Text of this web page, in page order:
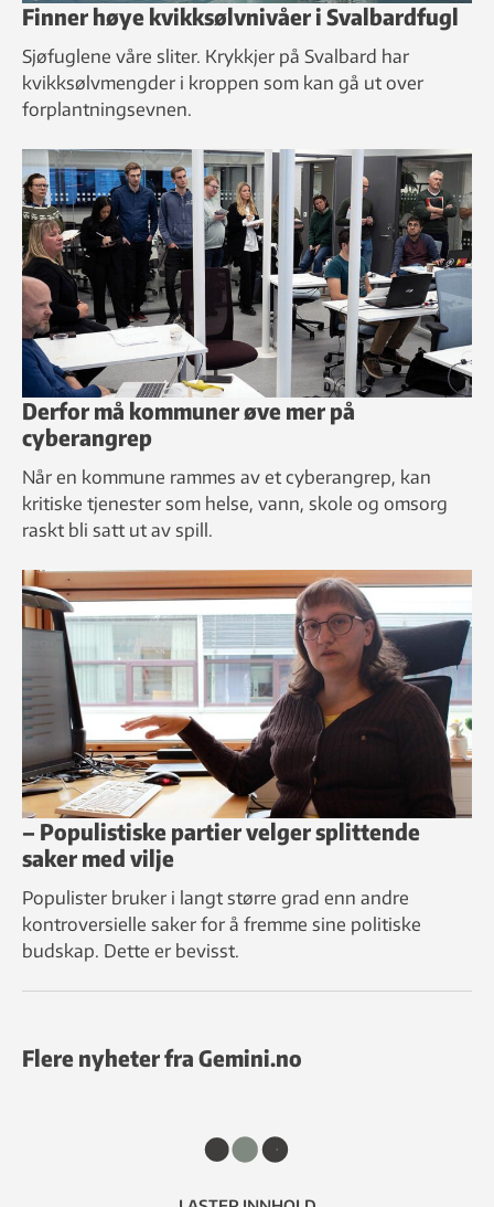
Finner høye kvikksølvnivåer i Svalbardfugl
Sjøfuglene våre sliter. Krykkjer på Svalbard har
kvikksølvmengder i kroppen som kan gå ut over
forplantningsevnen.
Derfor må kommuner øve mer på
cyberangrep
Når en kommune rammes av et cyberangrep, kan
kritiske tjenester som helse, vann, skole og omsorg
raskt bli satt ut av spill.
– Populistiske partier velger splittende
saker med vilje
Populister bruker i langt større grad enn andre
kontroversielle saker for å fremme sine politiske
budskap. Dette er bevisst.
Flere nyheter fra Gemini.no